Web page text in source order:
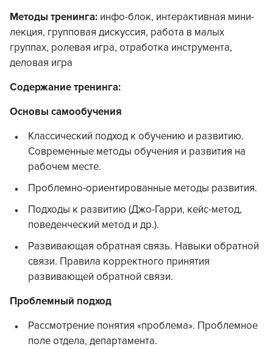
Методы тренинга: инфо-блок, интерактивная мини-
лекция, групповая дискуссия, работа в малых
группах, ролевая игра, отработка инструмента,
деловая игра
Содержание тренинга:
Основы самообучения
Классический подход к обучению и развитию.
Современные методы обучения и развития на
рабочем месте.
Проблемно-ориентированные методы развития.
Подходы к развитию (Джо-Гарри, кейс-метод,
поведенческий метод и др.).
Развивающая обратная связь. Навыки обратной
связи. Правила корректного принятия
развивающей обратной связи.
Проблемный подход
Рассмотрение понятия «проблема». Проблемное
поле отдела, департамента.